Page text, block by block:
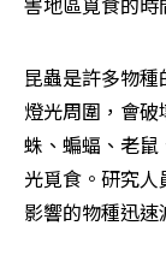
昆蟲是許多物
燈光周圍，會
蛛、蝙蝠、老
光覓食。研究
影響的物種迅速